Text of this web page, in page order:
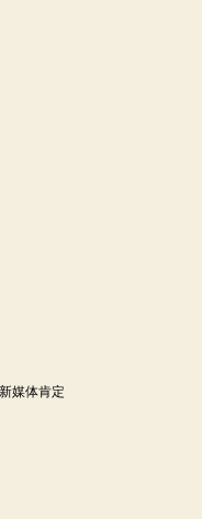
媒体肯定